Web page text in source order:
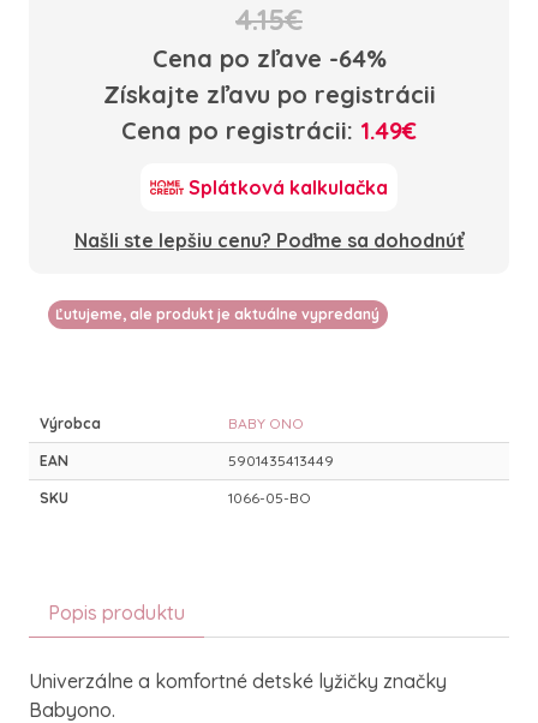
4.15€
Cena po zľave -64%
Získajte zľavu po registrácii
Cena po registrácii: 1.49€
Splátková kalkulačka
Našli ste lepšiu cenu? Poďme sa dohodnúť
Ľutujeme, ale produkt je aktuálne vypredaný
Výrobca BABY ONO
EAN 5901435413449
SKU 1066-05-BO
Popis produktu
Univerzálne a komfortné detské lyžičky značky
Babyono.